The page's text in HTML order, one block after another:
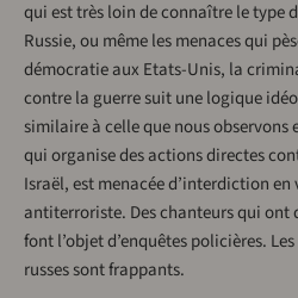
qui est très loin de connaître le type
Russie, ou même les menaces qui
démocratie aux Etats-Unis, la
contre la guerre suit une logique
similaire à celle que nous observons
qui organise des actions directes
Israël, est menacée d’interdiction
antiterroriste. Des chanteurs qui ont
font l’objet d’enquêtes policières.
russes sont frappants.